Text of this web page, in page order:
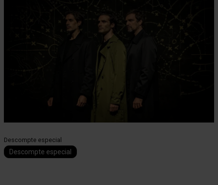
Descompte especial
Descompte especial